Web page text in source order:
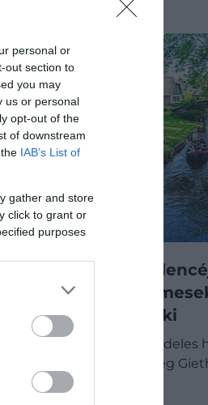
personal or
out section to
you may
us or personal
opt-out of the
of downstream
IAB’s List of
gather and store
click to grant or
purposes
Hollandia
mintha egy
lépett volna ki
Csatornák,
híd határozza meg
amelyet sokan…